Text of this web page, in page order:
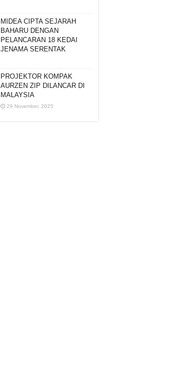
MIDEA CIPTA SEJARAH
BAHARU DENGAN
PELANCARAN 18 KEDAI
JENAMA SERENTAK
PROJEKTOR KOMPAK
AURZEN ZIP DILANCAR DI
MALAYSIA
29 November, 2025